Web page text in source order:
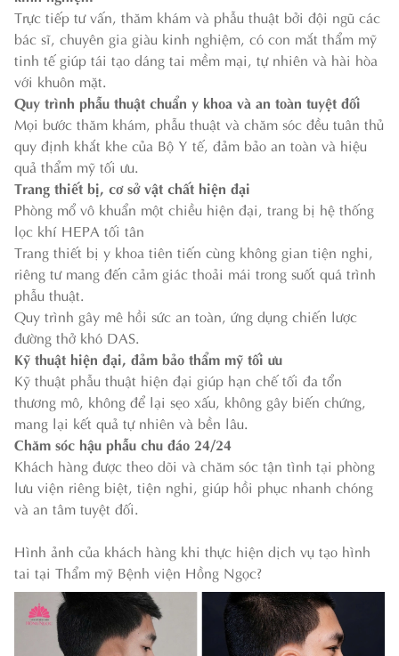
Trực tiếp tư vấn, thăm khám và phẫu thuật bởi đội ngũ các
bác sĩ, chuyên gia giàu kinh nghiệm, có con mắt thẩm mỹ
tinh tế giúp tái tạo dáng tai mềm mại, tự nhiên và hài hòa
với khuôn mặt.
Quy trình phẫu thuật chuẩn y khoa và an toàn tuyệt đối
Mọi bước thăm khám, phẫu thuật và chăm sóc đều tuân thủ
quy định khắt khe của Bộ Y tế, đảm bảo an toàn và hiệu
quả thẩm mỹ tối ưu.
Trang thiết bị, cơ sở vật chất hiện đại
Phòng mổ vô khuẩn một chiều hiện đại, trang bị hệ thống
lọc khí HEPA tối tân
Trang thiết bị y khoa tiên tiến cùng không gian tiện nghi,
riêng tư mang đến cảm giác thoải mái trong suốt quá trình
phẫu thuật.
Quy trình gây mê hồi sức an toàn, ứng dụng chiến lược
đường thở khó DAS.
Kỹ thuật hiện đại, đảm bảo thẩm mỹ tối ưu
Kỹ thuật phẫu thuật hiện đại giúp hạn chế tối đa tổn
thương mô, không để lại sẹo xấu, không gây biến chứng,
mang lại kết quả tự nhiên và bền lâu.
Chăm sóc hậu phẫu chu đáo 24/24
Khách hàng được theo dõi và chăm sóc tận tình tại phòng
lưu viện riêng biệt, tiện nghi, giúp hồi phục nhanh chóng
và an tâm tuyệt đối.
Hình ảnh của khách hàng khi thực hiện dịch vụ tạo hình
tai tại Thẩm mỹ Bệnh viện Hồng Ngọc?